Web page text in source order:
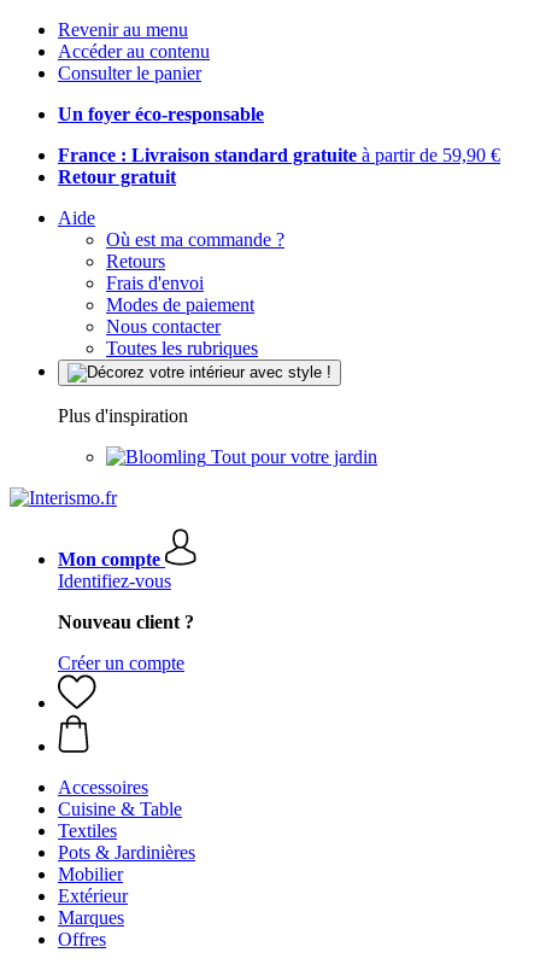
Revenir au menu
Accéder au contenu
Consulter le panier
Un foyer éco-responsable
France : Livraison standard gratuite à partir de 59,90 €
Retour gratuit
Aide
Où est ma commande ?
Retours
Frais d'envoi
Modes de paiement
Nous contacter
Toutes les rubriques
Plus d'inspiration
Tout pour votre jardin
Mon compte
Identifiez-vous
Nouveau client ?
Créer un compte
Accessoires
Cuisine & Table
Textiles
Pots & Jardinières
Mobilier
Extérieur
Marques
Offres